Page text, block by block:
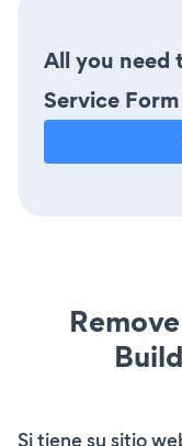
All you need
Service
Si tiene su sitio